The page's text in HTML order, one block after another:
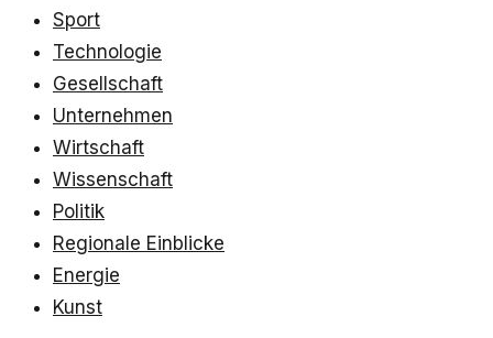
Sport
Technologie
Gesellschaft
Unternehmen
Wirtschaft
Wissenschaft
Politik
Regionale Einblicke
Energie
Kunst